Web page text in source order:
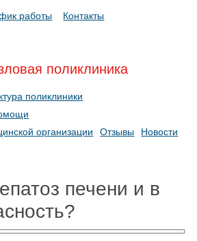
работы Контакты
поликлиника
поликлиники
организации
Отзывы Новости
печени и в